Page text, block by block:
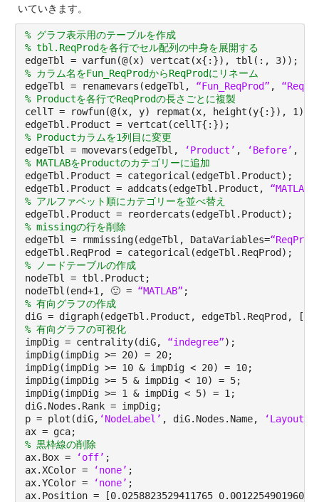
いていきます。
% グラフ表示用のテーブルを作成
% tbl.ReqProdを各行でセル配列の中身を展開する
edgeTbl = varfun(@(x) vertcat(x{:}), tbl(:, 3));
% カラム名をFun_ReqProdからReqProdにリネーム
edgeTbl = renamevars(edgeTbl, “Fun_ReqProd” ,
% Productを各行でReqProdの長さごとに複製
cellT = rowfun(@(x, y) repmat(x, height(y{:}), 1),
edgeTbl.Product = vertcat(cellT{:});
% Productカラムを1列目に変更
edgeTbl = movevars(edgeTbl,
‘Product’ , ‘Before’ ,
% MATLABをProductのカテゴリーに追加
edgeTbl.Product = categorical(edgeTbl.Product);
edgeTbl.Product = addcats(edgeTbl.Product, “MATLAB”
% アルファベット順にカテゴリーを並べ替え
edgeTbl.Product = reordercats(edgeTbl.Product);
% missingの行を削除
edgeTbl = rmmissing(edgeTbl, DataVariables=
edgeTbl.ReqProd = categorical(edgeTbl.ReqProd);
% ノードテーブルの作成
nodeTbl = tbl.Product;
nodeTbl(end+1, 🙂 = “MATLAB” ;
% 有向グラフの作成
diG = digraph(edgeTbl.Product, edgeTbl.ReqProd,
% 有向グラフの可視化
impDig = centrality(diG, “indegree”);
impDig(impDig >= 20) = 20;
impDig(impDig >= 10 & impDig < 20) = 10;
impDig(impDig >= 5 & impDig < 10) = 5;
impDig(impDig >= 1 & impDig < 5) = 1;
diG.Nodes.Rank = impDig;
p = plot(diG, ‘NodeLabel’ , diG.Nodes.Name, ‘Layout’
ax = gca;
% 黒枠線の削除
ax.Box =
‘off’ ;
ax.XColor =
‘none’ ;
ax.YColor =
‘none’ ;
ax.Position = [0.0258823529411765